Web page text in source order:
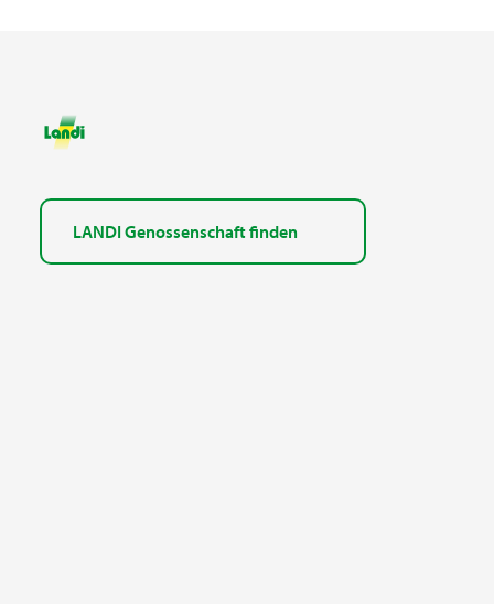
LANDI Genossenschaft finden